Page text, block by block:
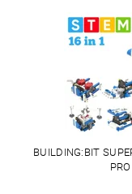
BUILDING:BIT